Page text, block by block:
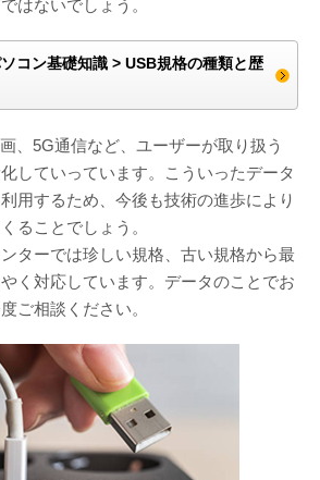
はないでしょう。
コン基礎知識 > USB規格の種類と歴
、5G通信など、ユーザーが取り扱う
していっています。こういったデータ
用するため、今後も技術の進歩により
ることでしょう。
ターでは珍しい規格、古い規格から最
く対応しています。データのことでお
ご相談ください。